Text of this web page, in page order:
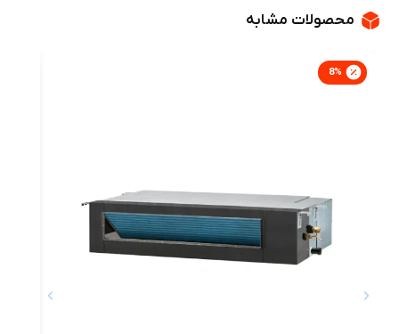
محصولات مشابه
8%